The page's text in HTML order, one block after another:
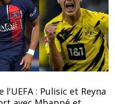
l'UEFA : Pulisic et Reyna